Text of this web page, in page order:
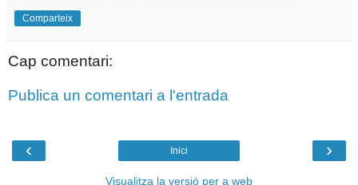
Comparteix
Cap comentari:
Publica un comentari a l'entrada
‹ ›
Inici
Visualitza la versió per a web